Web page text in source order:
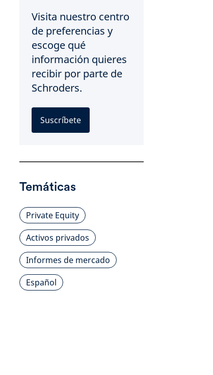
Visita nuestro centro
de preferencias y
escoge qué
información quieres
recibir por parte de
Schroders.
Suscríbete
Temáticas
Private Equity
Activos privados
Informes de mercado
Español